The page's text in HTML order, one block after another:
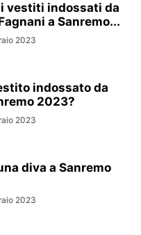
i vestiti indossati da
a Sanremo...
2023
indossato da
2023?
2023
diva a Sanremo
2023